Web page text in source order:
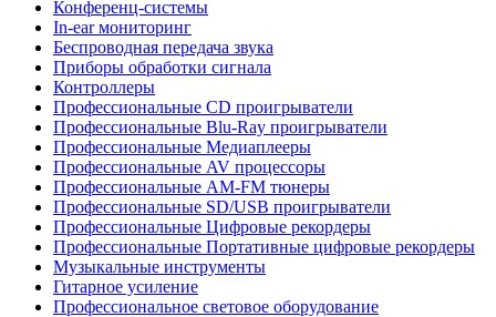
Конференц-системы
In-ear мониторинг
Беспроводная передача звука
Приборы обработки сигнала
Контроллеры
Профессиональные СD проигрыватели
Профессиональные Blu-Ray проигрыватели
Профессиональные Медиаплееры
Профессиональные AV процессоры
Профессиональные AM-FM тюнеры
Профессиональные SD/USB проигрыватели
Профессиональные Цифровые рекордеры
Профессиональные Портативные цифровые рекордеры
Музыкальные инструменты
Гитарное усиление
Профессиональное световое оборудование